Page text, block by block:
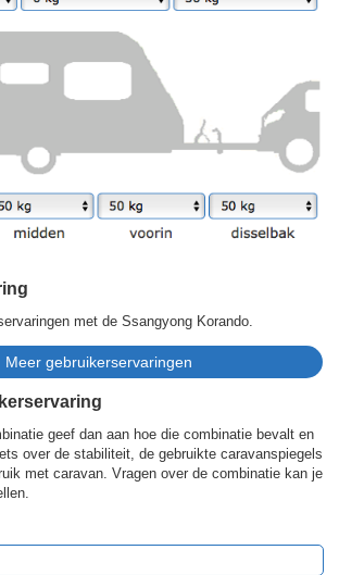
met de Ssangyong Korando.
geef dan aan hoe die combinatie bevalt en
over de stabiliteit, de gebruikte caravanspiegels
met caravan. Vragen over de combinatie kan je